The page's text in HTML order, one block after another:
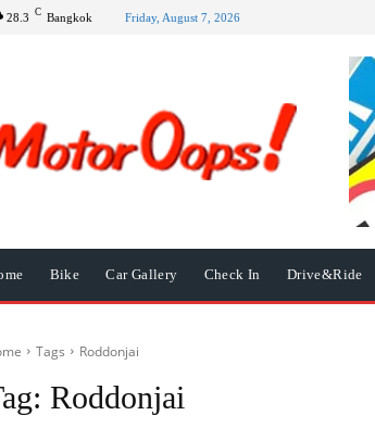
28.3 C Bangkok Friday, August 7, 2026
Bike Car Gallery Check In Drive&Ride
Tags Roddonjai
Roddonjai